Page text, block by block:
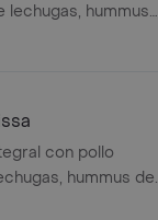
lechugas, hummus
cohombro,
con pollo
hummus de
tomate y queso